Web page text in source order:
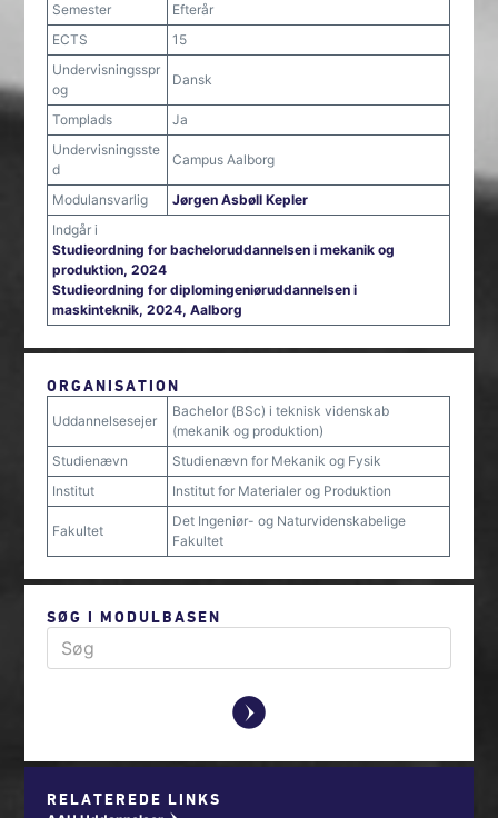
Semester
Efterår
ECTS
15
Undervisningsspr
og
Dansk
Tomplads
Ja
Undervisningsste
d
Campus Aalborg
Modulansvarlig
Jørgen Asbøll Kepler
Indgår i
Studieordning for bacheloruddannelsen i mekanik og
produktion, 2024
Studieordning for diplomingeniøruddannelsen i
maskinteknik, 2024, Aalborg
ORGANISATION
Uddannelsesejer
Bachelor (BSc) i teknisk videnskab
(mekanik og produktion)
Studienævn
Studienævn for Mekanik og Fysik
Institut
Institut for Materialer og Produktion
Fakultet
Det Ingeniør- og Naturvidenskabelige
Fakultet
SØG I MODULBASEN
y
RELATEREDE LINKS